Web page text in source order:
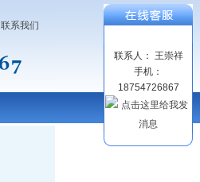
联系我们
联系人： 王崇祥
手机：
18754726867